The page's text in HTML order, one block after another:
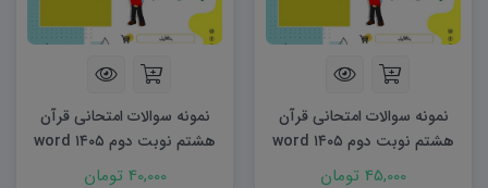
نمونه سوالات امتحانی قرآن
هشتم نوبت دوم ۱۴۰۵ word
(دو سری)45,000 تومان
نمونه سوالات امتحانی قرآن
هشتم نوبت دوم ۱۴۰۵ word
40,000 تومان